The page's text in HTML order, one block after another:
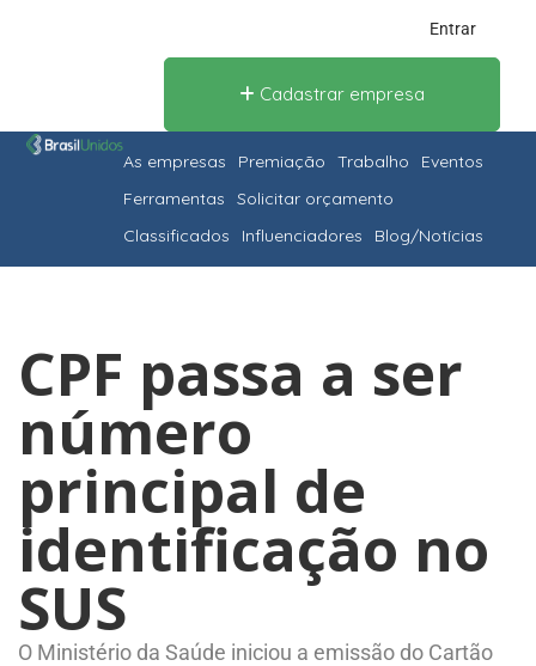
Entrar
Cadastrar empresa
As empresas Premiação Trabalho
Eventos
Ferramentas
Solicitar orçamento
Classificados
Influenciadores Blog/Notícias
CPF passa a ser
número
principal de
identificação no
SUS
O Ministério da Saúde iniciou a emissão do Cartão